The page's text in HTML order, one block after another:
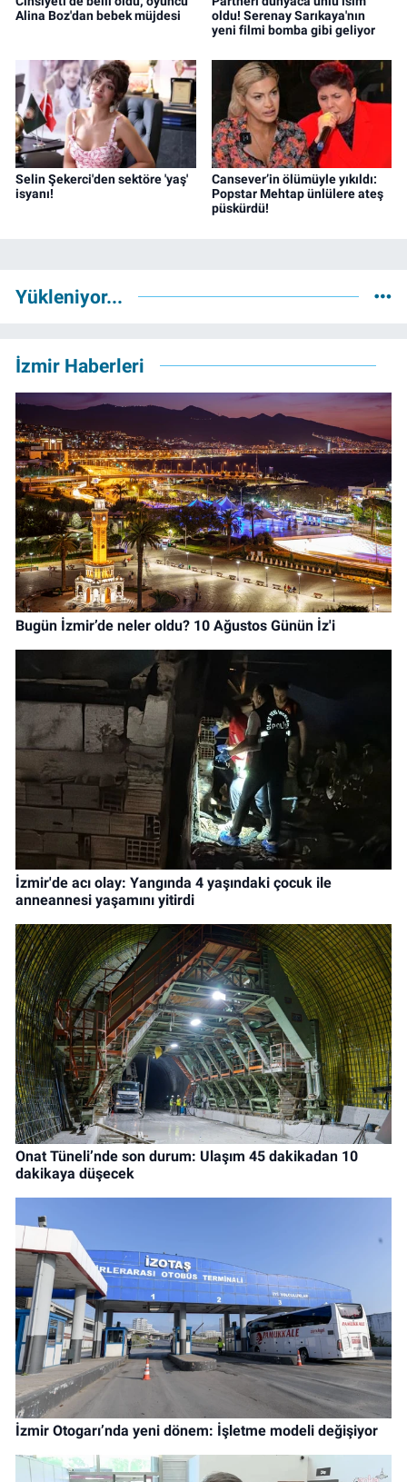
Alina Boz'dan bebek müjdesi
oldu! Serenay Sarıkaya'nın
yeni filmi bomba gibi geliyor
Selin Şekerci'den sektöre 'yaş'
isyanı!
Cansever’in ölümüyle yıkıldı:
Popstar Mehtap ünlülere ateş
püskürdü!
Yükleniyor...
İzmir Haberleri
Bugün İzmir’de neler oldu? 10 Ağustos Günün İz'i
İzmir'de acı olay: Yangında 4 yaşındaki çocuk ile
anneannesi yaşamını yitirdi
Onat Tüneli’nde son durum: Ulaşım 45 dakikadan 10
dakikaya düşecek
İzmir Otogarı’nda yeni dönem: İşletme modeli değişiyor